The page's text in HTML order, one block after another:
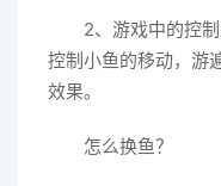
2、游戏中的控
控制小鱼的移动，游
效果。
怎么换鱼？